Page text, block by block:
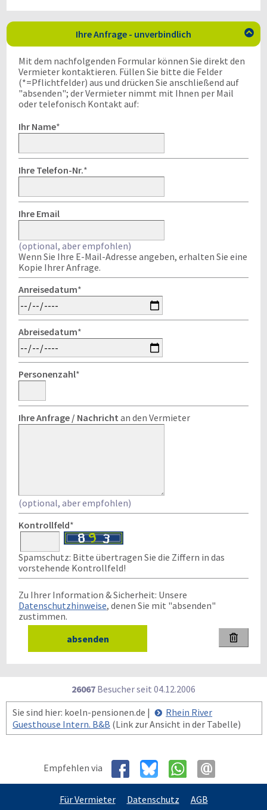
Ihre Anfrage - unverbindlich 
Mit dem nachfolgenden Formular können Sie direkt den
Vermieter kontaktieren. Füllen Sie bitte die Felder
(*=Pflichtfelder) aus und drücken Sie anschließend auf
"absenden"; der Vermieter nimmt mit Ihnen per Mail
oder telefonisch Kontakt auf:
Ihr Name*
Ihre Telefon-Nr.*
Ihre Email
(optional, aber empfohlen)
Wenn Sie Ihre E-Mail-Adresse angeben, erhalten Sie eine
Kopie Ihrer Anfrage.
Anreisedatum*
Abreisedatum*
Personenzahl*
Ihre Anfrage / Nachricht an den Vermieter
(optional, aber empfohlen)
Kontrollfeld*
Spamschutz: Bitte übertragen Sie die Ziffern in das
vorstehende Kontrollfeld!
Zu Ihrer Information & Sicherheit: Unsere
Datenschutzhinweise, denen Sie mit "absenden"
zustimmen.

26067 Besucher seit 04.12.2006
Sie sind hier: koeln-pensionen.de |
Rhein River
Guesthouse Intern. B&B (Link zur Ansicht in der Tabelle)
Empfehlen via
Für Vermieter Datenschutz AGB